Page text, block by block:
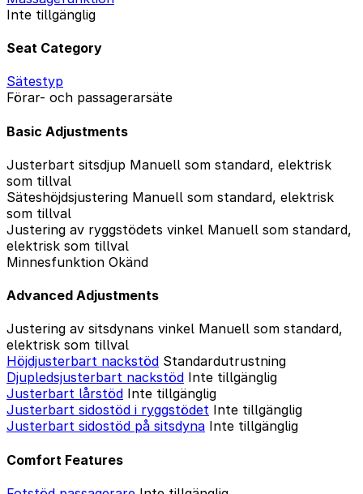
Inte tillgänglig
Seat Category
Sätestyp
Förar- och passagerarsäte
Basic Adjustments
Justerbart sitsdjup Manuell som standard, elektrisk
som tillval
Säteshöjdsjustering Manuell som standard, elektrisk
som tillval
Justering av ryggstödets vinkel Manuell som standard,
elektrisk som tillval
Minnesfunktion Okänd
Advanced Adjustments
Justering av sitsdynans vinkel Manuell som standard,
elektrisk som tillval
Höjdjusterbart nackstöd Standardutrustning
Djupledsjusterbart nackstöd Inte tillgänglig
Justerbart lårstöd Inte tillgänglig
Justerbart sidostöd i ryggstödet Inte tillgänglig
Justerbart sidostöd på sitsdyna Inte tillgänglig
Comfort Features